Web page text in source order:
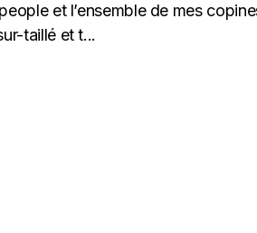
et l’ensemble de mes
taillé et t...